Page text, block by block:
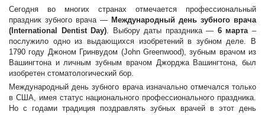
Сегодня во многих странах отмечается профессиональный
праздник зубного врача — Международный день зубного врача
(International Dentist Day). Выбору даты праздника — 6 марта–
послужило одно из выдающихся изобретений в зубном деле. В
1790 году Джоном Гринвудом (John Greenwood), зубным врачом из
Вашингтона и личным зубным врачом Джорджа Вашингтона, был
изобретен стоматологический бор.
Международный день зубного врача изначально отмечался только
в США, имея статус национального профессионального праздника.
Но с годами традиция поздравлять зубных врачей в этот день